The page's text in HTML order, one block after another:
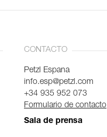
CONTACTO
Petzl Espana
info.esp@petzl.com
+34 935 952 073
Formulario de contacto
Sala de prensa